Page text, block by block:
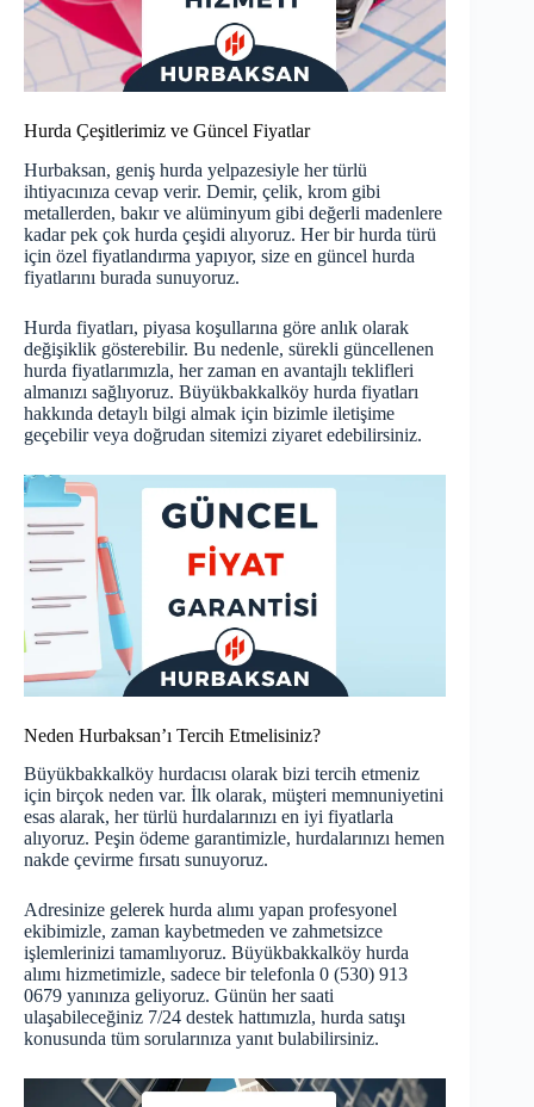
Hurda Çeşitlerimiz ve Güncel Fiyatlar
Hurbaksan, geniş hurda yelpazesiyle her türlü
ihtiyacınıza cevap verir. Demir, çelik, krom gibi
metallerden, bakır ve alüminyum gibi değerli madenlere
kadar pek çok hurda çeşidi alıyoruz. Her bir hurda türü
için özel fiyatlandırma yapıyor, size en güncel hurda
fiyatlarını burada sunuyoruz.
Hurda fiyatları, piyasa koşullarına göre anlık olarak
değişiklik gösterebilir. Bu nedenle, sürekli güncellenen
hurda fiyatlarımızla, her zaman en avantajlı teklifleri
almanızı sağlıyoruz. Büyükbakkalköy hurda fiyatları
hakkında detaylı bilgi almak için bizimle iletişime
geçebilir veya doğrudan sitemizi ziyaret edebilirsiniz.
Neden Hurbaksan’ı Tercih Etmelisiniz?
Büyükbakkalköy hurdacısı olarak bizi tercih etmeniz
için birçok neden var. İlk olarak, müşteri memnuniyetini
esas alarak, her türlü hurdalarınızı en iyi fiyatlarla
alıyoruz. Peşin ödeme garantimizle, hurdalarınızı hemen
nakde çevirme fırsatı sunuyoruz.
Adresinize gelerek hurda alımı yapan profesyonel
ekibimizle, zaman kaybetmeden ve zahmetsizce
işlemlerinizi tamamlıyoruz. Büyükbakkalköy hurda
alımı hizmetimizle, sadece bir telefonla 0 (530) 913
0679 yanınıza geliyoruz. Günün her saati
ulaşabileceğiniz 7/24 destek hattımızla, hurda satışı
konusunda tüm sorularınıza yanıt bulabilirsiniz.